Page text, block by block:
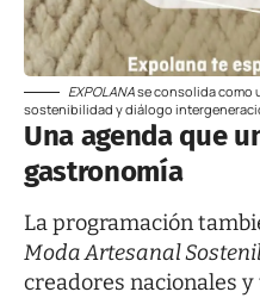
EXPOLANAse consolida como
sostenibilidad y diálogo
Una agenda que
gastronomía
La programación
Moda Artesanal
creadores nacionales